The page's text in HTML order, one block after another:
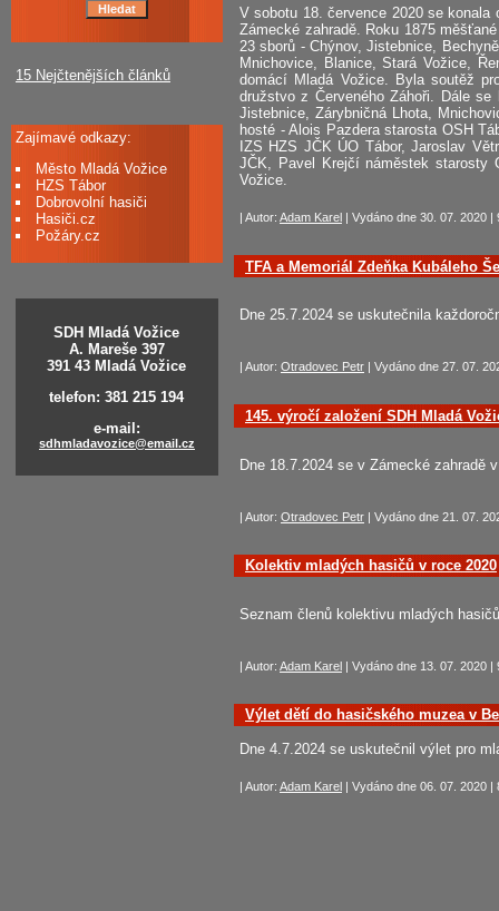
15 Nejčtenějších článků
Zajímavé odkazy:
Město Mladá Vožice
HZS Tábor
Dobrovolní hasiči
Hasiči.cz
Požáry.cz
SDH Mladá Vožice
A. Mareše 397
391 43 Mladá Vožice
telefon: 381 215 194
e-mail:
sdhmladavozice@email.cz
V sobotu 18. července 2020 se
Zámecké zahradě. Roku 1875
23 sborů - Chýnov, Jistebnice,
Mnichovice, Blanice, Stará Vožice,
domácí Mladá Vožice. Byla soutěž
družstvo z Červeného Záhoři. Dále
Jistebnice, Zárybničná Lhota,
hosté - Alois Pazdera starosta OSH
IZS HZS JČK ÚO Tábor, Jaroslav
JČK, Pavel Krejčí náměstek starosty
Vožice.
| Autor: Adam Karel | Vydáno dne 30. 07. 2020
TFA a Memoriál Zdeňka Kubáleho
Dne 25.7.2024 se uskutečnila
| Autor: Otradovec Petr | Vydáno dne 27. 07.
145. výročí založení SDH Mladá
Dne 18.7.2024 se v Zámecké zahradě
| Autor: Otradovec Petr | Vydáno dne 21. 07.
Kolektiv mladých hasičů v roce 2020
Seznam členů kolektivu mladých
| Autor: Adam Karel | Vydáno dne 13. 07. 2020
Výlet dětí do hasičského muzea v
Dne 4.7.2024 se uskutečnil výlet pro
| Autor: Adam Karel | Vydáno dne 06. 07. 2020